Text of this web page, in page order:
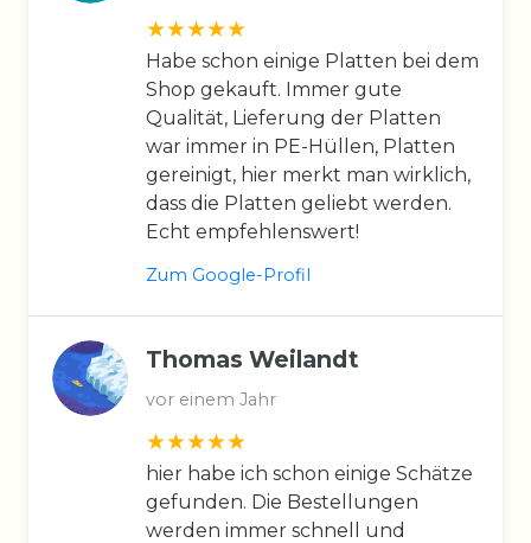
Habe schon einige Platten bei dem
Shop gekauft. Immer gute
Qualität, Lieferung der Platten
war immer in PE-Hüllen, Platten
gereinigt, hier merkt man wirklich,
dass die Platten geliebt werden.
Echt empfehlenswert!
Zum Google-Profil
Thomas Weilandt
vor einem Jahr
hier habe ich schon einige Schätze
gefunden. Die Bestellungen
werden immer schnell und